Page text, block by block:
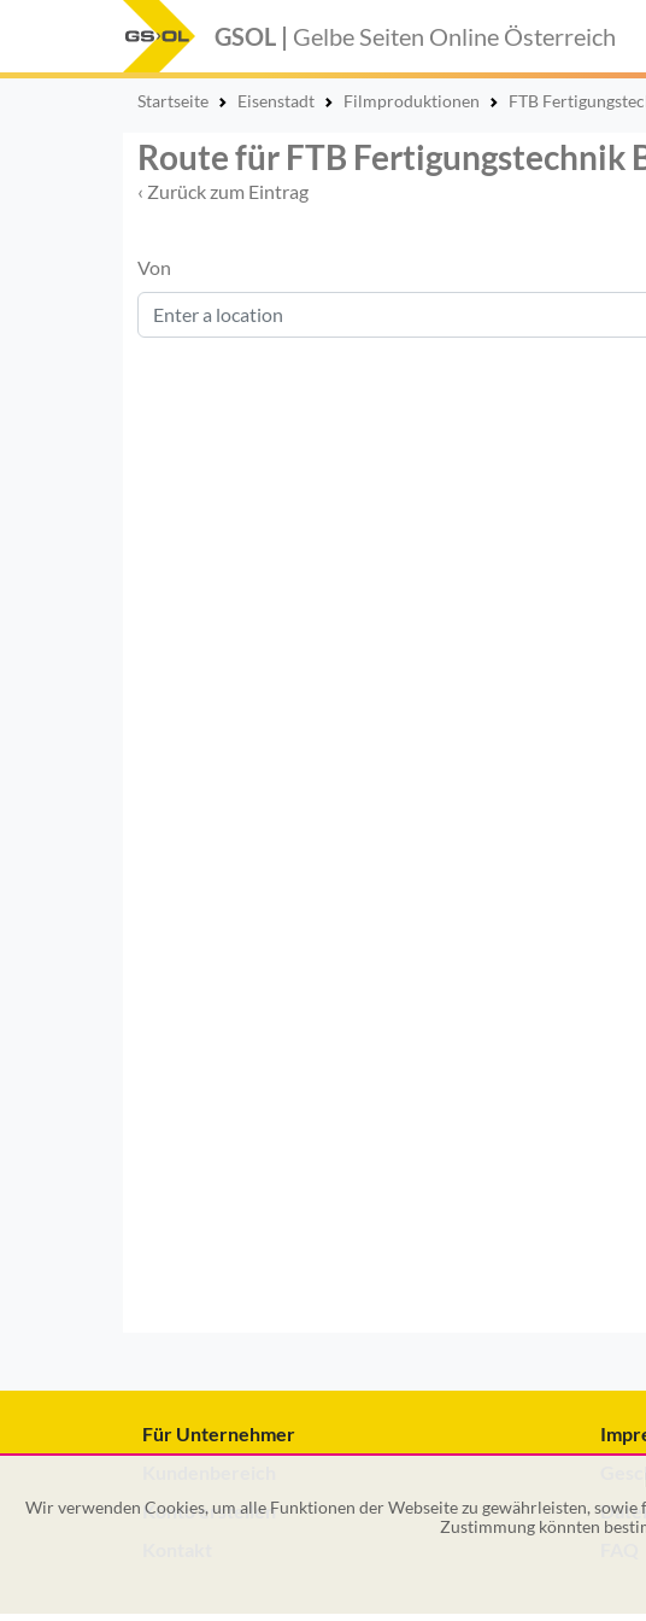
GSOL | Gelbe Seiten Online Österreich
Startseite Eisenstadt Filmproduktionen FTB
Route für FTB Fertigungstechnik
‹ Zurück zum Eintrag
Von
Für Unternehmer
Konto erstellen
Wir verwenden Cookies, um alle Funktionen der Webseite zu gewährleisten,
Zustimmung könnten